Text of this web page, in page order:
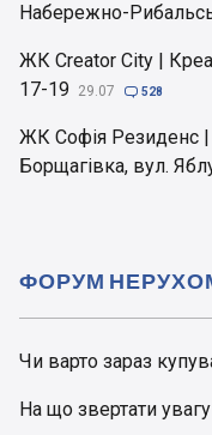
Набережно-
ЖК Creator City |
17-19 29.07  528
ЖК Софія Резиденс |
Борщагівка, вул.
Чи варто зараз
На що звертати
ФОРУМ